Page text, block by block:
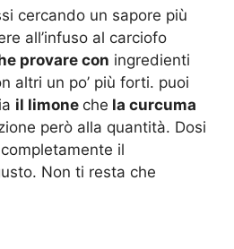
cercando un sapore più
all’infuso al carciofo
provare con ingredienti
altri un po’ più forti. puoi
il limone che la curcuma
però alla quantità. Dosi
il
Non ti resta che